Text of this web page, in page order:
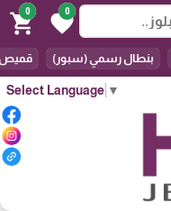
Select Language ▼
0
favorite
0
shopping_cart
بنطال رسمي (سبور)